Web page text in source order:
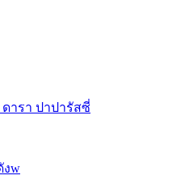
ารา ปาปารัสซี่
งw